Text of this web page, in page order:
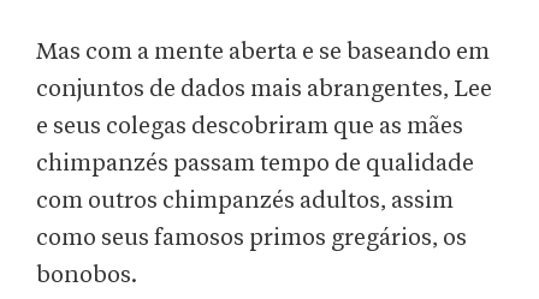
Mas com a mente aberta e se baseando em
conjuntos de dados mais abrangentes, Lee
e seus colegas descobriram que as mães
chimpanzés passam tempo de qualidade
com outros chimpanzés adultos, assim
como seus famosos primos gregários, os
bonobos.